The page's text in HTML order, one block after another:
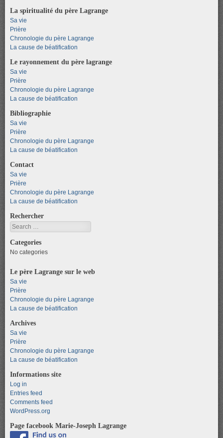
La spiritualité du père Lagrange
Sa vie
Prière
Chronologie du père Lagrange
La cause de béatification
Le rayonnement du père lagrange
Sa vie
Prière
Chronologie du père Lagrange
La cause de béatification
Bibliographie
Sa vie
Prière
Chronologie du père Lagrange
La cause de béatification
Contact
Sa vie
Prière
Chronologie du père Lagrange
La cause de béatification
Rechercher
Search
Categories
No categories
Le père Lagrange sur le web
Sa vie
Prière
Chronologie du père Lagrange
La cause de béatification
Archives
Sa vie
Prière
Chronologie du père Lagrange
La cause de béatification
Informations site
Log in
Entries feed
Comments feed
WordPress.org
Page facebook Marie-Joseph Lagrange